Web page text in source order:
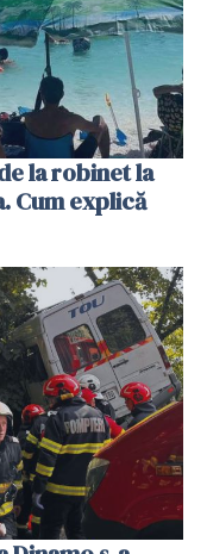
la robinet la
Cum explică